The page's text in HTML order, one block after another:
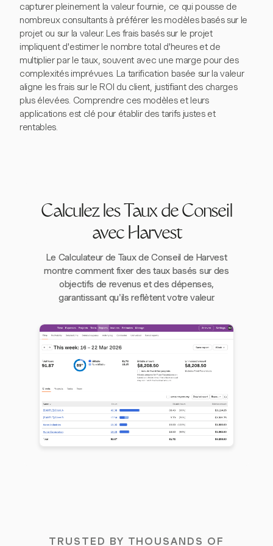
capturer pleinement la valeur fournie, ce qui pousse de
nombreux consultants à préférer les modèles basés sur le
projet ou sur la valeur. Les frais basés sur le projet
impliquent d'estimer le nombre total d'heures et de
multiplier par le taux, souvent avec une marge pour des
complexités imprévues. La tarification basée sur la valeur
aligne les frais sur le ROI du client, justifiant des charges
plus élevées. Comprendre ces modèles et leurs
applications est clé pour établir des tarifs justes et
rentables.
Calculez les Taux de Conseil
avec Harvest
Le Calculateur de Taux de Conseil de Harvest
montre comment fixer des taux basés sur des
objectifs de revenus et des dépenses,
garantissant qu'ils reflètent votre valeur.
TRUSTED BY THOUSANDS OF